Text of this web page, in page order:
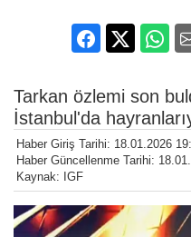
Tarkan özlemi son
İstanbul'da
Haber Giriş Tarihi: 18.01.2026
Haber Güncellenme Tarihi:
Kaynak: IGF